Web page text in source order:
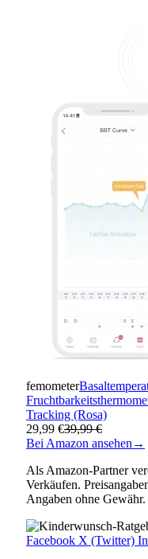
femometer
Tracking (Rosa)
29,99 €39,99 €
Bei Amazon ansehen →
Als Amazon-Partner
Verkäufen.
Angaben ohne Gewähr.
Facebook X (Twitter)